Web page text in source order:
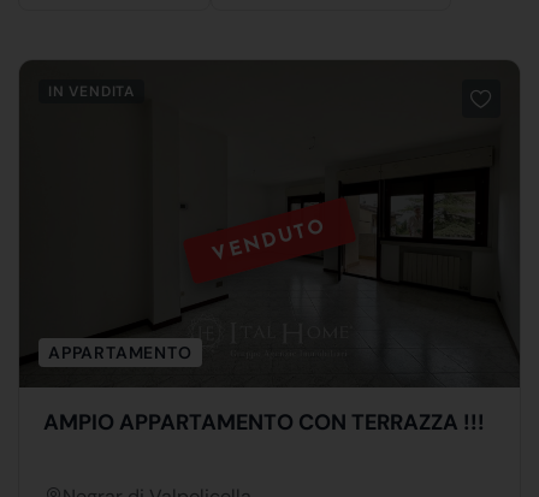
VENDUTO
IN VENDITA
APPARTAMENTO
AMPIO APPARTAMENTO CON TERRAZZA !!!